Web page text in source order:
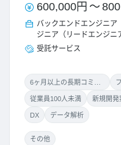
600,000円 ～
バックエンドエンジニア
ジニア（リードエンジニ
受託サービス
従業員100人未満 新規開発
DX データ解析
その他